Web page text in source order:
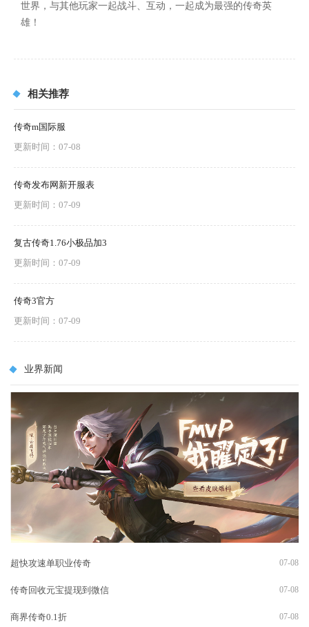
世界，与其他玩家一起战斗、互动，一起成为最强的传奇英
雄！
相关推荐
传奇m国际服
更新时间：07-08
传奇发布网新开服表
更新时间：07-09
复古传奇1.76小极品加3
更新时间：07-09
传奇3官方
更新时间：07-09
业界新闻
超快攻速单职业传奇 07-08
传奇回收元宝提现到微信 07-08
商界传奇0.1折 07-08